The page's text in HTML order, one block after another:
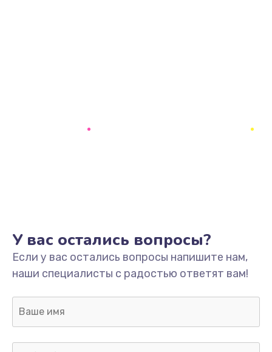
У вас остались вопросы?
Если у вас остались вопросы напишите нам,
наши специалисты с радостью ответят вам!